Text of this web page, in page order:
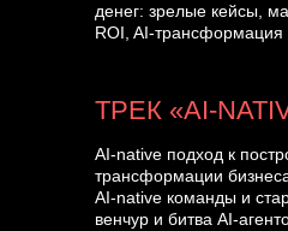
денег: зрелые кейсы,
ROI, AI-трансформация
AI-native подход к
трансформации
AI-native команды и
венчур и битва AI-
ТРЕК «AI-